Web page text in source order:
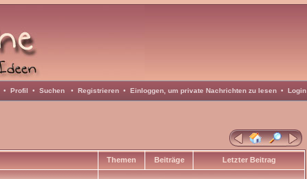
• Profil • Suchen • Registrieren • Einloggen, um private Nachrichten zu lesen • Login
Themen Beiträge Letzter Beitrag